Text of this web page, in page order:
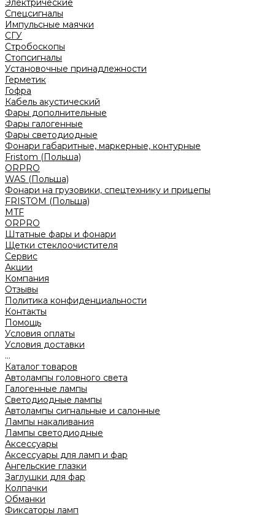
Электрические
Спецсигналы
Импульсные маячки
СГУ
Стробоскопы
Стопсигналы
Установочные принадлежности
Герметик
Гофра
Кабель акустический
Фары дополнительные
Фары галогенные
Фары светодиодные
Фонари габаритные, маркерные, контурные
Fristom (Польша)
ORPRO
WAS (Польша)
Фонари на грузовики, спецтехнику и прицепы
FRISTOM (Польша)
MTF
ORPRO
Штатные фары и фонари
Щетки стеклоочистителя
Сервис
Акции
Компания
Отзывы
Политика конфиденциальности
Контакты
Помощь
Условия оплаты
Условия доставки
...
Каталог товаров
Автолампы головного света
Галогенные лампы
Светодиодные лампы
Автолампы сигнальные и салонные
Лампы накаливания
Лампы светодиодные
Аксессуары
Аксессуары для ламп и фар
Ангельские глазки
Заглушки для фар
Колпачки
Обманки
Фиксаторы ламп